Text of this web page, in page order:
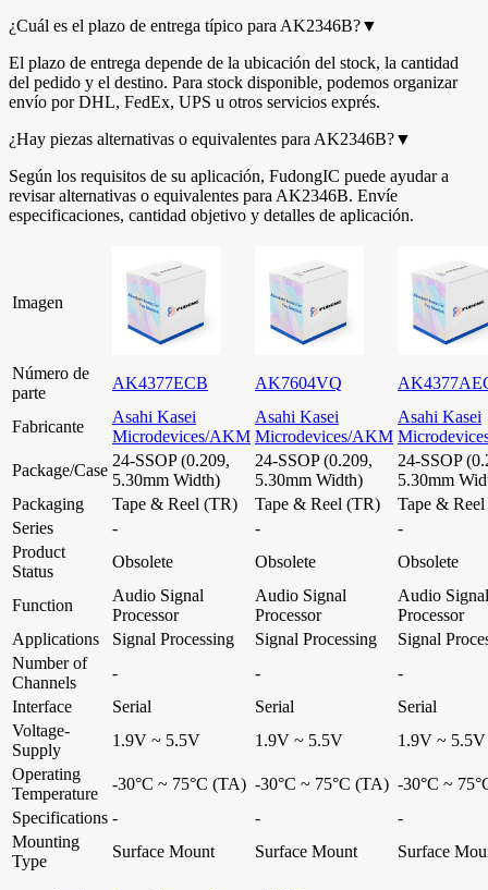
¿Cuál es el plazo de entrega típico para AK2346B?▼
El plazo de entrega depende de la ubicación del stock, la cantidad
del pedido y el destino. Para stock disponible, podemos organizar
envío por DHL, FedEx, UPS u otros servicios exprés.
¿Hay piezas alternativas o equivalentes para AK2346B?▼
Según los requisitos de su aplicación, FudongIC puede ayudar a
revisar alternativas o equivalentes para AK2346B. Envíe
especificaciones, cantidad objetivo y detalles de aplicación.
Imagen
Número de
parte
AK4377ECB AK7604VQ
Fabricante
Asahi Kasei
Microdevices/AKM
Asahi Kasei
Microdevices/AKM
Asahi Kasei
Package/Case
24-SSOP (0.209,
5.30mm Width)
24-SSOP (0.209,
5.30mm Width)
24-SSOP
5.30mm
Packaging
Tape & Reel (TR) Tape & Reel (TR)
Tape &
Series
- -
-
Product
Status
Obsolete Obsolete Obsolete
Function
Audio Signal
Processor
Audio Signal
Processor
Audio Signal
Processor
Applications
Signal Processing Signal Processing
Signal
Number of
Channels
- -
-
Interface
Serial Serial
Serial
Voltage-
Supply
1.9V ~ 5.5V 1.9V ~ 5.5V
1.9V ~ 5.5V
Operating
Temperature
-30°C ~ 75°C (TA) -30°C ~ 75°C (TA) -30°C ~
Specifications - -
-
Mounting
Type
Surface Mount Surface Mount Surface